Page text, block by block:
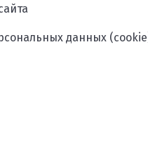
данных